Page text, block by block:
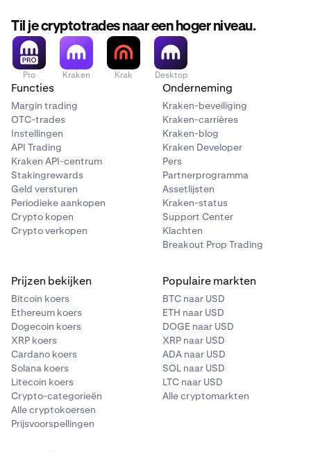
Til je cryptotrades naar een hoger niveau.
Pro Kraken Krak Desktop
Functies
Margin trading
OTC-trades
Instellingen
API Trading
Kraken API-centrum
Stakingrewards
Geld versturen
Periodieke aankopen
Crypto kopen
Crypto verkopen
Onderneming
Kraken-beveiliging
Kraken-carrières
Kraken-blog
Kraken Developer
Pers
Partnerprogramma
Assetlijsten
Kraken-status
Support Center
Klachten
Breakout Prop Trading
Prijzen bekijken
Bitcoin koers
Ethereum koers
Dogecoin koers
XRP koers
Cardano koers
Solana koers
Litecoin koers
Crypto-categorieën
Alle cryptokoersen
Prijsvoorspellingen
Populaire markten
BTC naar USD
ETH naar USD
DOGE naar USD
XRP naar USD
ADA naar USD
SOL naar USD
LTC naar USD
Alle cryptomarkten